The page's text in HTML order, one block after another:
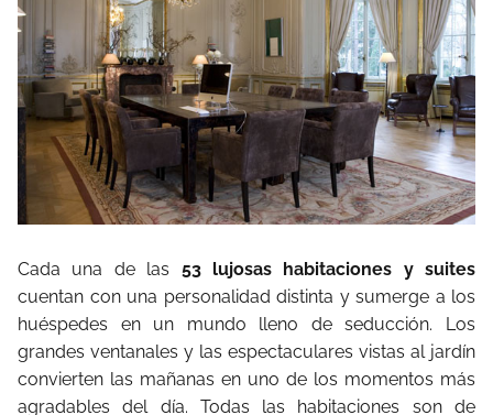
Cada una de las 53 lujosas habitaciones y suites
cuentan con una personalidad distinta y sumerge a los
huéspedes en un mundo lleno de seducción. Los
grandes ventanales y las espectaculares vistas al jardín
convierten las mañanas en uno de los momentos más
agradables del día. Todas las habitaciones son de